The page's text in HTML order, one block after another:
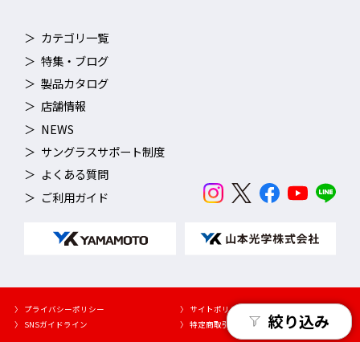
絞り込み
カテゴリ一覧
特集・ブログ
製品カタログ
店舗情報
NEWS
サングラスサポート制度
よくある質問
ご利用ガイド
〉 プライバシーポリシー
〉 サイトポリシー
〉 SNSガイドライン
〉 特定商取引法に基づく表示